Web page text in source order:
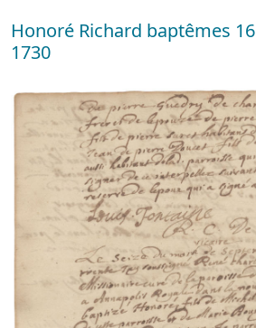
Honoré Richard baptêmes
1730